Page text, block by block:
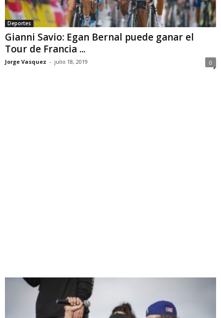
Deportes
Gianni Savio: Egan Bernal puede ganar el
Tour de Francia ...
Jorge Vasquez - julio 18, 2019 0